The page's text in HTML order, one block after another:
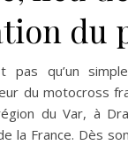
du
pas qu’un
du motocross
du Var, à
la France. Dès